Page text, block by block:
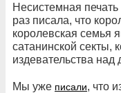
Несистемная
раз писала, что
королевская семья
сатанинской секты,
издевательства
Мы уже писали, что